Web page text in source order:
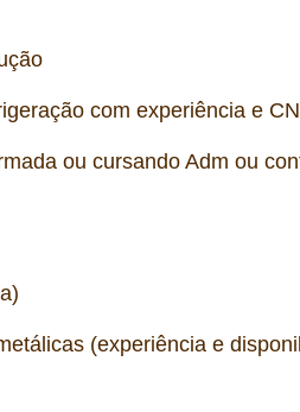
com experiência e
ou cursando Adm ou
(experiência e